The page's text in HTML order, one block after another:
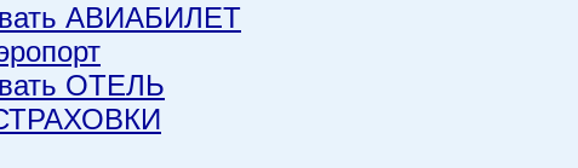
АВИАБИЛЕТ
ОТЕЛЬ